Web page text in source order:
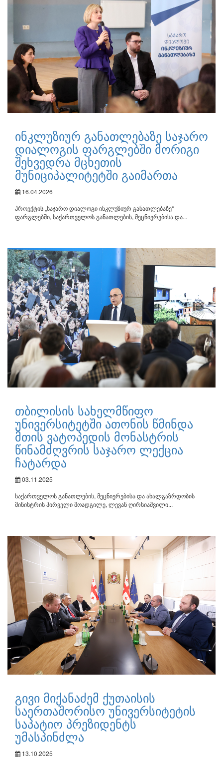
ინკლუზიურ განათლებაზე საჯარო
დიალოგის ფარგლებში მორიგი
შეხვედრა მცხეთის
მუნიციპალიტეტში გაიმართა
16.04.2026
პროექტის „საჯარო დიალოგი ინკლუზიურ განათლებაზე“
ფარგლებში, საქართველოს განათლების, მეცნიერებისა და...
თბილისის სახელმწიფო
უნივერსიტეტში ათონის წმინდა
მთის ვატოპედის მონასტრის
წინამძღვრის საჯარო ლექცია
ჩატარდა
03.11.2025
საქართველოს განათლების, მეცნიერებისა და ახალგაზრდობის
მინისტრის პირველი მოადგილე, ლევან ღირსიაშვილი...
გივი მიქანაძემ ქუთაისის
საერთაშორისო უნივერსიტეტის
საპატიო პრეზიდენტს
უმასპინძლა
13.10.2025